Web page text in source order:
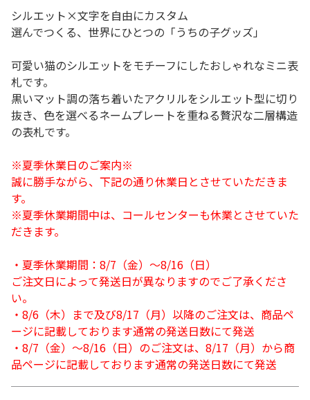
シルエット×文字を自由にカスタム
選んでつくる、世界にひとつの「うちの子グッズ」
可愛い猫のシルエットをモチーフにしたおしゃれなミニ表
札です。
黒いマット調の落ち着いたアクリルをシルエット型に切り
抜き、色を選べるネームプレートを重ねる贅沢な二層構造
の表札です。
※夏季休業日のご案内※
誠に勝手ながら、下記の通り休業日とさせていただきま
す。
※夏季休業期間中は、コールセンターも休業とさせていた
だきます。
・夏季休業期間：8/7（金）～8/16（日）
ご注文日によって発送日が異なりますのでご了承くださ
い。
・8/6（木）まで及び8/17（月）以降のご注文は、商品ペ
ージに記載しております通常の発送日数にて発送
・8/7（金）～8/16（日）のご注文は、8/17（月）から商
品ページに記載しております通常の発送日数にて発送